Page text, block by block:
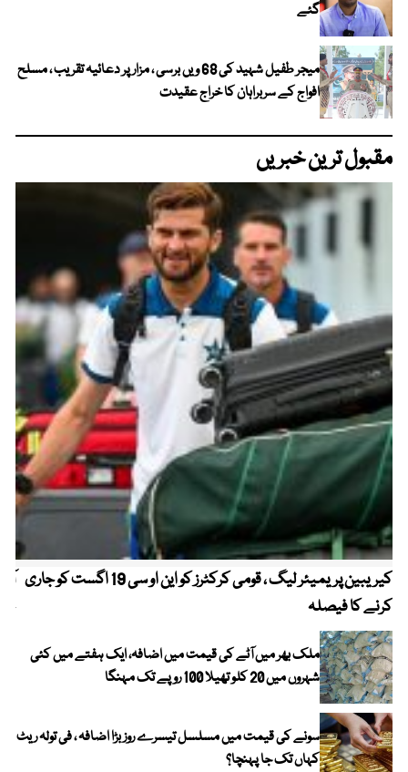
گئے
میجر طفیل شہید کی 68 ویں برسی ، مزار پر دعائیہ تقریب ، مسلح
افواج کے سربراہان کا خراج عقیدت
مقبول ترین خبریں
کیریبین پریمیئر لیگ ، قومی کرکٹرز کو این او سی 19 اگست کو جاری
کرنے کا فیصلہ
ملک بھر میں آٹے کی قیمت میں اضافہ، ایک ہفتے میں کئی
شہروں میں 20 کلو تھیلا 100 روپے تک مہنگا
سونے کی قیمت میں مسلسل تیسرے روز بڑا اضافہ ، فی تولہ ریٹ
کہاں تک جا پہنچا؟